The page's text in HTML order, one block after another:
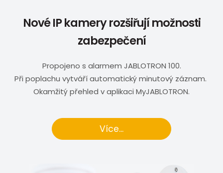
Nové IP kamery rozšiřují možnosti
zabezpečení
Propojeno s alarmem JABLOTRON 100.
Při poplachu vytváří automatický minutový záznam.
Okamžitý přehled v aplikaci MyJABLOTRON.
Více...